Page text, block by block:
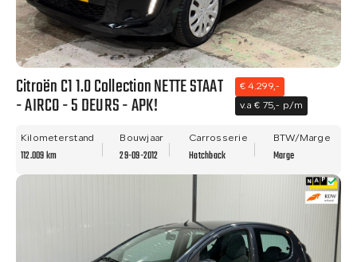
Citroën C1 1.0 Collection NETTE STAAT
- AIRCO - 5 DEURS - APK!
€ 4.299,-
v.a € 75,- p/m
Kilometerstand
112.009 km
Bouwjaar
29-09-2012
Carrosserie
Hatchback
BTW/Marge
Marge